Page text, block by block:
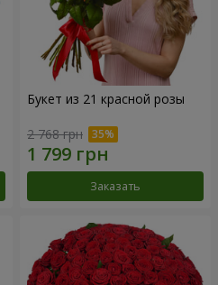
Букет из 21 красной розы
2 768 грн
Заказать